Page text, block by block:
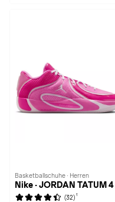
Basketballschuhe · Herren
Nike · JORDAN TATUM 4
(32) 1